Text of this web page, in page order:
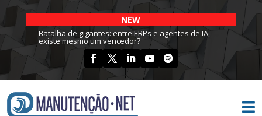
NEW
Batalha de gigantes: entre ERPs e agentes de IA,
existe mesmo um vencedor?
